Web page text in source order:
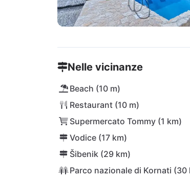
Nelle vicinanze
Beach (10 m)
Restaurant (10 m)
Supermercato Tommy (1 km)
Vodice (17 km)
Šibenik (29 km)
Parco nazionale di Kornati (30